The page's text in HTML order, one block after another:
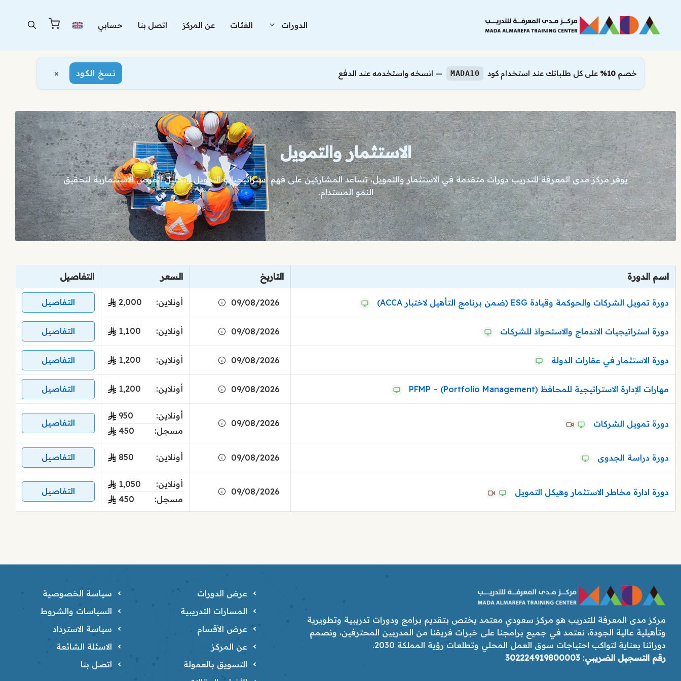
المحتوى
الدورات الفئات عن المركز اتصل بنا حسابي
خصم 10% على كل طلباتك عند استخدام كود MADA10 — انسخه واستخدمه عند الدفع نسخ الكود ×
الاستثمار والتمويل
يوفر مركز مدى المعرفة للتدريب دورات متقدمة في الاستثمار والتمويل، تساعد المشاركين على فهم استراتيجيات التمويل وتحليل الفرص الاستثمارية لتحقيق
النمو المستدام.
اسم الدورة التاريخ السعر التفاصيل
دورة تمويل الشركات والحوكمة وقيادة ESG (ضمن برنامج التأهيل لاختبار ACCA) 09/08/2026 أونلاين: 2٬000 التفاصيل
دورة استراتيجيات الاندماج والاستحواذ للشركات 09/08/2026 أونلاين: 1٬100 التفاصيل
دورة الاستثمار في عقارات الدولة 09/08/2026 أونلاين: 1٬200 التفاصيل
مهارات الإدارة الاستراتيجية للمحافظ (Portfolio Management) – PFMP 09/08/2026 أونلاين: 1٬200 التفاصيل
دورة تمويل الشركات 09/08/2026
أونلاين:
950
مسجل:
450
التفاصيل
دورة دراسة الجدوى 09/08/2026 أونلاين: 850 التفاصيل
دورة ادارة مخاطر الاستثمار وهيكل التمويل 09/08/2026
أونلاين:
1٬050
مسجل:
450
التفاصيل
مركز مدى المعرفة للتدريب هو مركز سعودي معتمد يختص بتقديم برامج ودورات تدريبية وتطويرية
وتأهيلية عالية الجودة، نعتمد في جميع برامجنا على خبرات فريقنا من المدربين المحترفين، ونصمم
دوراتنا بعناية لتواكب احتياجات سوق العمل المحلي وتطلعات رؤية المملكة 2030.
رقم التسجيل الضريبي:
302224919800003
عرض الدورات
المسارات التدريبية
عرض الأقسام
عن المركز
التسويق بالعمولة
سياسة الخصوصية
السياسات والشروط
سياسة الاسترداد
الاسئلة الشائعة
اتصل بنا